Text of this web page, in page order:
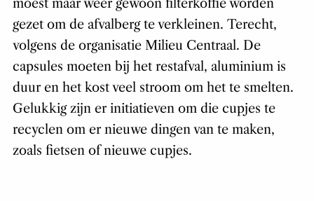
moest maar weer gewoon filterkoffie worden
gezet om de afvalberg te verkleinen. Terecht,
volgens de organisatie Milieu Centraal. De
capsules moeten bij het restafval, aluminium is
duur en het kost veel stroom om het te smelten.
Gelukkig zijn er initiatieven om die cupjes te
recyclen om er nieuwe dingen van te maken,
zoals fietsen of nieuwe cupjes.